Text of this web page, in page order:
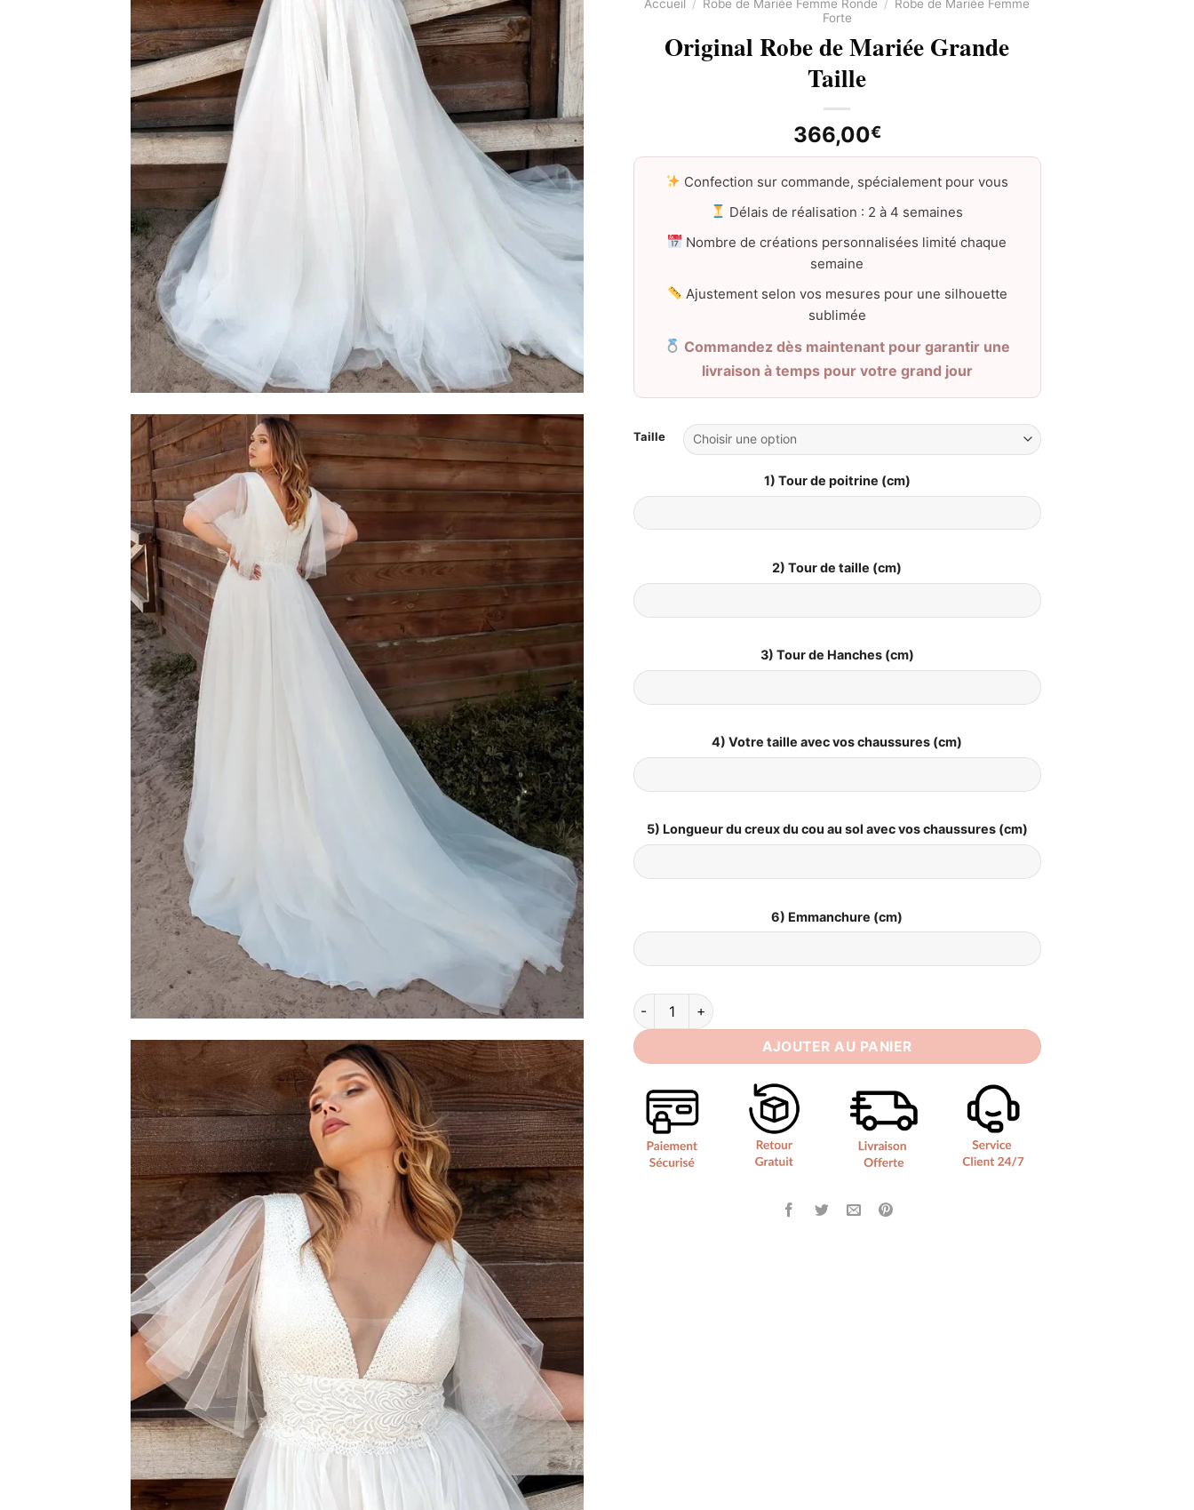
Accueil / Robe de Mariée Femme Ronde / Robe de Mariée Femme
Forte
Original Robe de Mariée Grande
Taille
366,00€
Confection sur commande, spécialement pour vous
Délais de réalisation : 2 à 4 semaines
Nombre de créations personnalisées limité chaque
semaine
Ajustement selon vos mesures pour une silhouette
sublimée
Commandez dès maintenant pour garantir une
livraison à temps pour votre grand jour
Taille
1) Tour de poitrine (cm)
2) Tour de taille (cm)
3) Tour de Hanches (cm)
4) Votre taille avec vos chaussures (cm)
5) Longueur du creux du cou au sol avec vos chaussures (cm)
6) Emmanchure (cm)
quantité de Original Robe de Mariée Grande Taille
AJOUTER AU PANIER